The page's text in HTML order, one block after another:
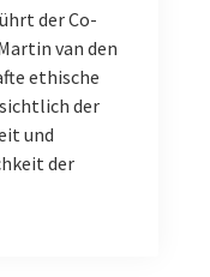
der Co-
van den
ethische
der
und
der